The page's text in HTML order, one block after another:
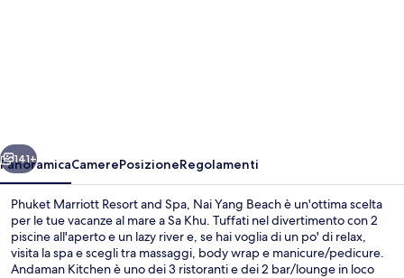
Nai
Yang
Beach
Avanti
141+
PanoramicaCamerePosizioneRegolamenti
Phuket Marriott Resort and Spa, Nai Yang Beach è un'ottima scelta
per le tue vacanze al mare a Sa Khu. Tuffati nel divertimento con 2
piscine all'aperto e un lazy river e, se hai voglia di un po' di relax,
visita la spa e scegli tra massaggi, body wrap e manicure/pedicure.
Andaman Kitchen è uno dei 3 ristoranti e dei 2 bar/lounge in loco